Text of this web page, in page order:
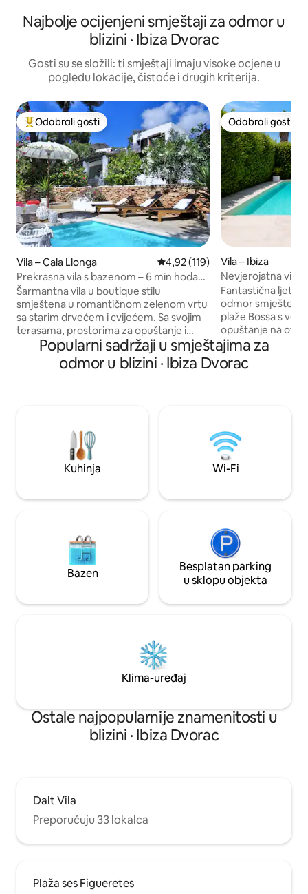
Najbolje ocijenjeni smještaji za odmor u
blizini · Ibiza Dvorac
Gosti su se složili: ti smještaji imaju visoke ocjene u
pogledu lokacije, čistoće i drugih kriterija.
Među najviše rangiranima s oznakom „Odabrali gosti”
Odabrali gosti
Vila – Cala Llonga Prosječna ocjena: 4,92/5,
4,92 (119)
Prekrasna vila s bazenom – 6 min hoda
do plaže
Šarmantna vila u boutique stilu
smještena u romantičnom zelenom vrtu
sa starim drvećem i cvijećem. Sa svojim
terasama, prostorima za opuštanje i
lijepim malim privatnim bazenom, objekt
nudi odličan prostor i privatnost za 8 do 9
gostiju. Sve 4 spavaće sobe s klima-
stajalište udaljeni su samo 4 minute
hoda. Do Ibize golfa ili Santa Eularia ima 5
minuta vožnje, a do grada Ibiza potrebno
je 12 minuta.
Odabrali gosti
Odabrali gosti
Vila – Ibiza
Nevjerojatna vila
Bossa
Fantastična ljetna
odmor smještena
plaže Bossa s
opuštanje na
novim bazenom,
zelenim palmama i
želite unajmiti
supermarketa i
potrebe za
Minimalna dob za
je 25 godina.
Popularni sadržaji u smještajima za
odmor u blizini · Ibiza Dvorac
Kuhinja Wi-Fi
Bazen
Besplatan parking
u sklopu objekta
Klima-uređaj
Ostale najpopularnije znamenitosti u
blizini · Ibiza Dvorac
Dalt Vila
Preporučuju 33 lokalca
Plaža ses Figueretes